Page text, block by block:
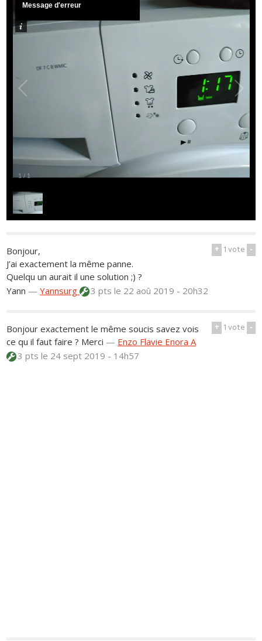
1 / 1
Message d'erreur
+ 1vote -
Bonjour,
J’ai exactement la même panne.
Quelqu un aurait il une solution ;) ?
Yann —Yannsurg 3 ptsle 22 aoû 2019 - 20h32
+ 1vote -
Bonjour exactement le même soucis savez vois
ce qu il faut faire ? Merci — Enzo Flavie Enora A
3 ptsle 24 sept 2019 - 14h57